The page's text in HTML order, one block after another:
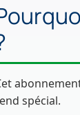
spécial.